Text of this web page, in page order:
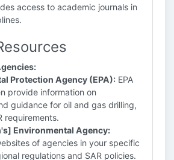
access to academic journals in
Protection Agency (EPA): EPA
provide information on
guidance for oil and gas drilling,
requirements.
Environmental Agency:
of agencies in your specific
regulations and SAR policies.